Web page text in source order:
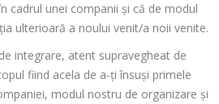
cadrul unei companii și că de modul
ulterioară a noului venit/a noii venite.
integrare, atent supravegheat de
fiind acela de a-ți însuși primele
modul nostru de organizare și